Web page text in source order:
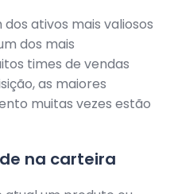
ativos mais valiosos
dos mais
times de vendas
as maiores
muitas vezes estão
na carteira